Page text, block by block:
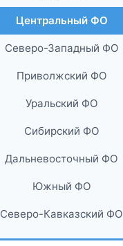
Центральный ФО
Северо-Западный ФО
Приволжский ФО
Уральский ФО
Сибирский ФО
Дальневосточный ФО
Южный ФО
Северо-Кавказский ФО